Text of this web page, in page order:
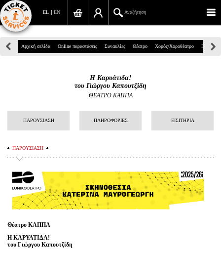
EN
EL Αναζήτηση
Πανεπιστημίου 39, Αθήνα
info@ticketservices.gr
Σύνδεση/Εγγραφή
Πληροφορίες
Αρχική σελίδα Online παραστάσεις Συναυλίες Θέατρο Χορός/Χοροθέατρο Παιδικά
Η Καρυάτιδα!
του Γιώργου Καπουτζίδη
ΘΕΑΤΡΟ ΚΑΠΠΑ
ΠΑΡΟΥΣΙΑΣΗ ΠΛΗΡΟΦΟΡΙΕΣ ΕΙΣΙΤΗΡΙΑ
ΠΑΡΟΥΣΙΑΣΗ
Θέατρο ΚΑΠΠΑ
Η ΚΑΡΥΑΤΙΔΑ!
του Γιώργου Καπουτζίδη